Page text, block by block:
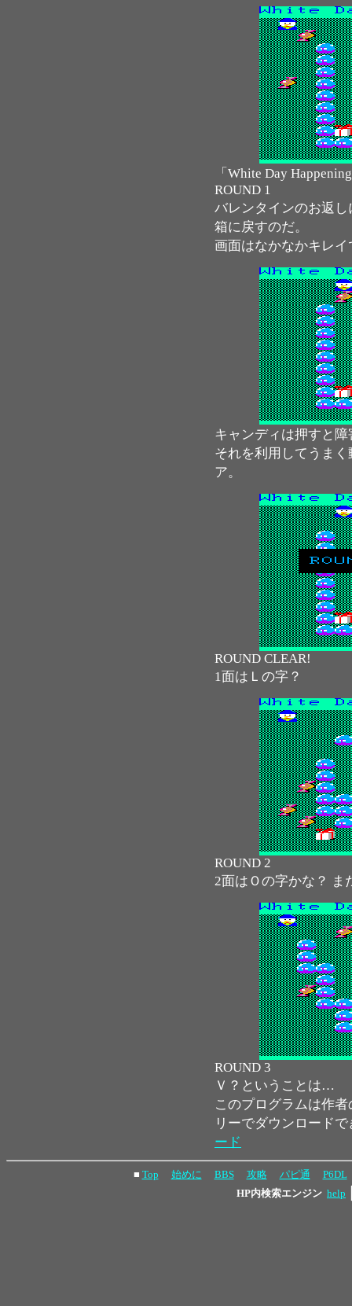
「White Day
ROUND 1
バレンタインのお返
箱に戻すのだ。
画面はなかなかキレイ
キャンディは押すと
それを利用してうま
ア。
ROUND CLEAR!
1面はＬの字？
ROUND 2
2面はＯの字かな？ ま
ROUND 3
Ｖ？ということは…
このプログラムは作
リーでダウンロード
ード
■ Top 始めに BBS 攻略 パピ通
P6DL
HP内検索エンジン help